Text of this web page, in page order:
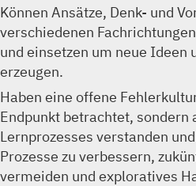
Können Ansätze, Denk- und
verschiedenen
und einsetzen um neue Ideen
erzeugen.
Haben eine offene
Endpunkt betrachtet, sondern
Lernprozesses verstanden
Prozesse zu verbessern,
vermeiden und exploratives